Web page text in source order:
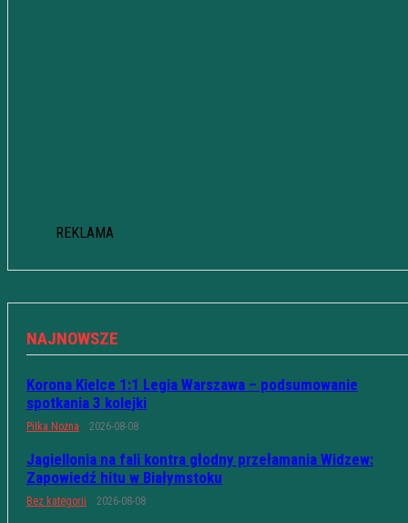
REKLAMA
NAJNOWSZE
Korona Kielce 1:1 Legia Warszawa – podsumowanie
spotkania 3 kolejki
Piłka Nożna 2026-08-08
Jagiellonia na fali kontra głodny przełamania Widzew:
Zapowiedź hitu w Białymstoku
Bez kategorii 2026-08-08